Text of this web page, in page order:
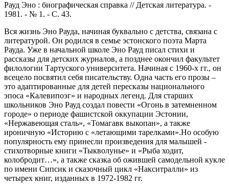
Рауд Эно : биографическая справка // Детская литература. -
1981. - № 1. - С. 43.
Вся жизнь Эно Рауда, начиная буквально с детства, связана с
литературой. Он родился в семье эстонского поэта Марта
Рауда. Уже в начальной школе Эно Рауд писал стихи и
рассказы для детских журналов, а позднее окончил факультет
филологии Тартуского университета. Начиная с 1960-х гг., он
всецело посвятил себя писательству. Одна часть его прозы –
это адаптированные для детей пересказы национального
эпоса «Калевипоэг» и народных легенд. Для старших
школьников Эно Рауд создал повести «Огонь в затемненном
городе» о периоде фашистской оккупации Эстонии,
«Нержавеющая сталь», «Томагавк выкопан», а также
ироничную «Историю с «летающими тарелками».Но особую
популярность ему принесли произведения для малышей -
стихотворные книги «Тыкволунье» и «Рыба ходит,
колобродит…», а также сказка об ожившей самодельной кукле
по имени Сипсик и сказочный цикл «Накситралли» из
четырех книг, изданных в 1972-1982 гг.